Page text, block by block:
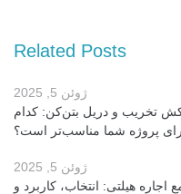
Related Posts
ژوئن 5, 2025
تخریب و دریل بتن‌کن: کدام
پروژه شما مناسب‌تر است؟
ژوئن 5, 2025
اجاره هیلتی: انتخاب، کاربرد و